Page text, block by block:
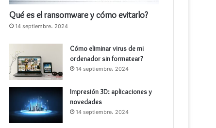
Qué es el ransomware y cómo evitarlo?
14 septiembre، 2024
Cómo eliminar virus de mi
ordenador sin formatear?
14 septiembre، 2024
Impresión 3D: aplicaciones y
novedades
14 septiembre، 2024